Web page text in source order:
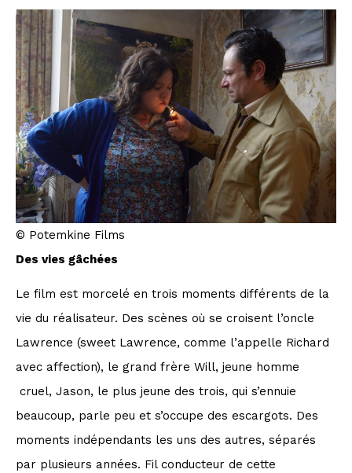
© Potemkine Films
Des vies gâchées
Le film est morcelé en trois moments différents de la
vie du réalisateur. Des scènes où se croisent l’oncle
Lawrence (sweet Lawrence, comme l’appelle Richard
avec affection), le grand frère Will, jeune homme
cruel, Jason, le plus jeune des trois, qui s’ennuie
beaucoup, parle peu et s’occupe des escargots. Des
moments indépendants les uns des autres, séparés
par plusieurs années. Fil conducteur de cette